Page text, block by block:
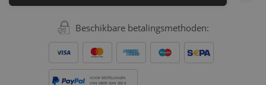
Beschikbare betalingsmethoden:
VOOR BESTELLINGEN
VAN MEER DAN 500 €